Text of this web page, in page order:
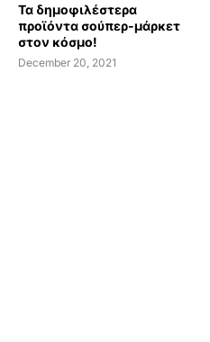
Τα δημοφιλέστερα
προϊόντα σούπερ-μάρκετ
στον κόσμο!
December 20, 2021